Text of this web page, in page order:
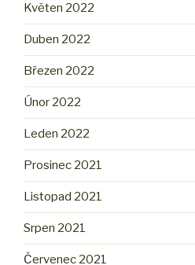
Květen 2022
Duben 2022
Březen 2022
Únor 2022
Leden 2022
Prosinec 2021
Listopad 2021
Srpen 2021
Červenec 2021